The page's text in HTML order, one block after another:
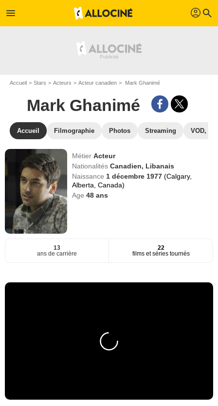
menu profil search
Accueil Stars Acteurs Acteur canadien Mark Ghanimé
Mark Ghanimé
Accueil Filmographie Photos Streaming VOD,
MétierActeur
NationalitésCanadien, Libanais
Naissance 1 décembre 1977(Calgary,
Alberta, Canada)
Age48 ans
13
ans de carrière
22
films et séries tournés